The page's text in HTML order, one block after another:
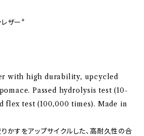
ザー*
with high durability, upcycled
Passed hydrolysis test (10-
flex test (100,000 times). Made in
かすをアップサイクルした、高耐久性の合